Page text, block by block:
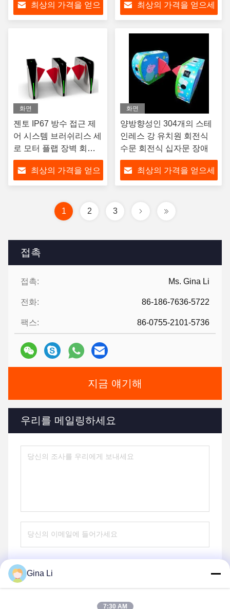
접촉
접촉: Ms. Gina Li
전화: 86-186-7636-5722
팩스: 86-0755-2101-5736
지금 얘기해
우리를 메일링하세요
최상의 가격을 얻으
최상의 가격을 얻으세
화면
젠토 IP67 방수 접근 제
어 시스템 브러쉬리스 세
로 모터 플랩 장벽 회전
기 사무실 / 과학 박물관
최상의 가격을 얻으
화면
양방향성인 304개의 스테
인레스 강 유치원 회전식
수문 회전식 십자문 장애
최상의 가격을 얻으세
1 2 3
Gina Li
7:30 AM